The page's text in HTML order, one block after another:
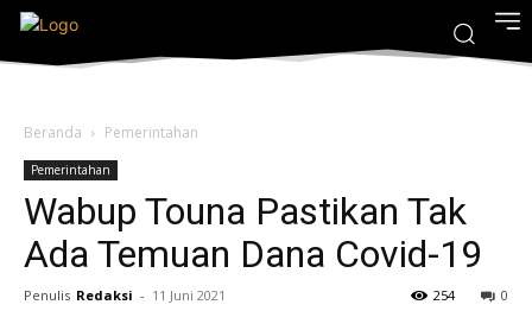
Beranda Pemerintahan
Pemerintahan
Wabup Touna Pastikan Tak
Ada Temuan Dana Covid-19
Penulis Redaksi - 11 Juni 2021 0
254